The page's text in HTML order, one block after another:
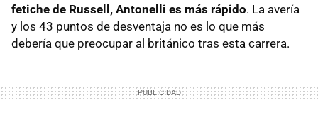
fetiche de Russell, Antonelli es más rápido. La avería
y los 43 puntos de desventaja no es lo que más
debería que preocupar al británico tras esta carrera.